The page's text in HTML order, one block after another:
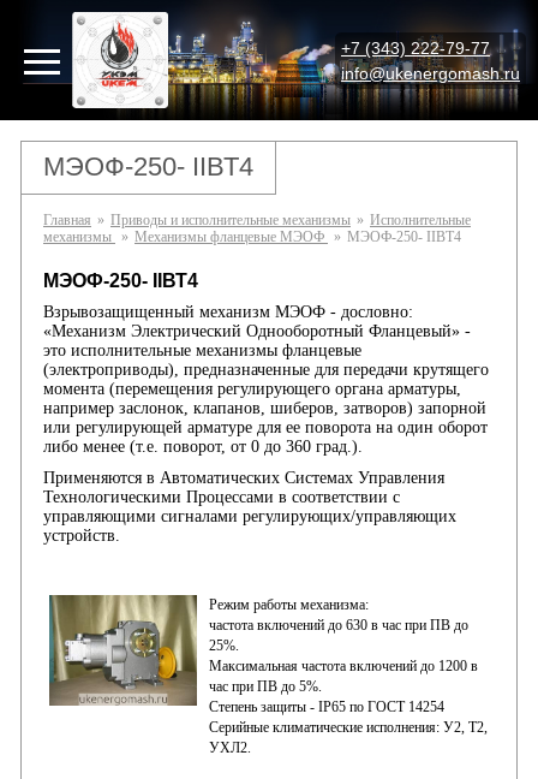
+7 (343) 222-79-77
info@ukenergomash.ru
МЭОФ-250- IIВТ4
Главная » Приводы и исполнительные механизмы » Исполнительные
механизмы » Механизмы фланцевые МЭОФ » МЭОФ-250- IIВТ4
МЭОФ-250- IIВТ4
Взрывозащищенный механизм МЭОФ - дословно:
«Механизм Электрический Однооборотный Фланцевый» -
это исполнительные механизмы фланцевые
(электроприводы), предназначенные для передачи крутящего
момента (перемещения регулирующего органа арматуры,
например заслонок, клапанов, шиберов, затворов) запорной
или регулирующей арматуре для ее поворота на один оборот
либо менее (т.е. поворот, от 0 до 360 град.).
Применяются в Автоматических Системах Управления
Технологическими Процессами в соответствии с
управляющими сигналами регулирующих/управляющих
устройств.
Режим работы механизма:
частота включений до 630 в час при ПВ до
25%.
Максимальная частота включений до 1200 в
час при ПВ до 5%.
Степень защиты - IР65 по ГОСТ 14254
Серийные климатические исполнения: У2, Т2,
УХЛ2.